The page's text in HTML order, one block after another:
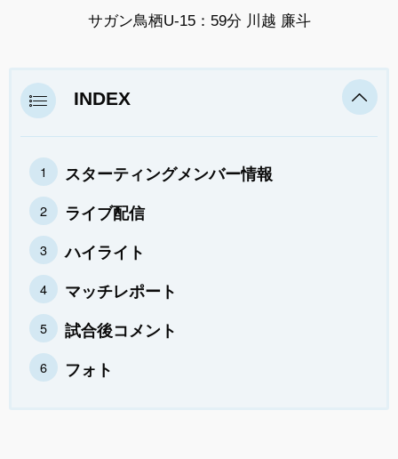
サガン鳥栖U-15：59分 川越 廉斗
INDEX
スターティングメンバー情報
ライブ配信
ハイライト
マッチレポート
試合後コメント
フォト